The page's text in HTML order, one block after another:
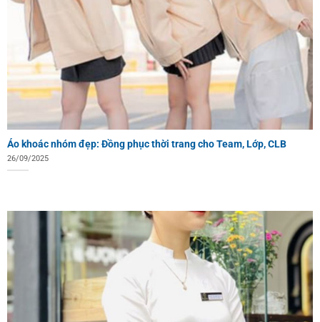
Áo khoác nhóm đẹp: Đồng phục thời trang cho Team, Lớp, CLB
26/09/2025